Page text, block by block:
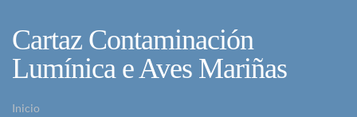
Cartaz Contaminación
Lumínica e Aves Mariñas
Inicio